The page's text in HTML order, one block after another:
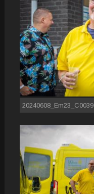
20240608_Em23_C0039